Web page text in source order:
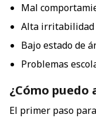
Mal
Alta irritabilidad
Bajo estado de
Problemas
¿Cómo puedo
El primer paso